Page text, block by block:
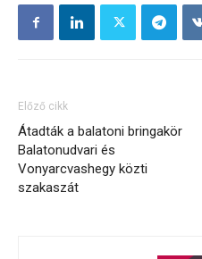
Előző cikk
Átadták a balatoni bringakör
Balatonudvari és
Vonyarcvashegy közti
szakaszát